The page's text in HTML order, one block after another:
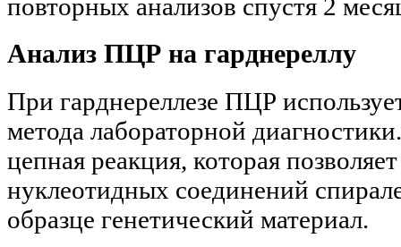
повторных анализов спустя 2
Анализ ПЦР на гарднереллу
При гарднереллезе ПЦР
метода лабораторной
цепная реакция, которая
нуклеотидных соединений
образце генетический материал.